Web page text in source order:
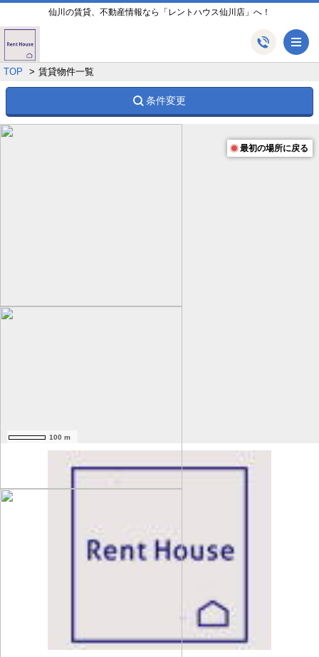
仙川の賃貸、不動産情報なら「レントハウス仙川店」へ！
TOP 賃貸物件一覧
条件変更
100 m
最初の場所に戻る